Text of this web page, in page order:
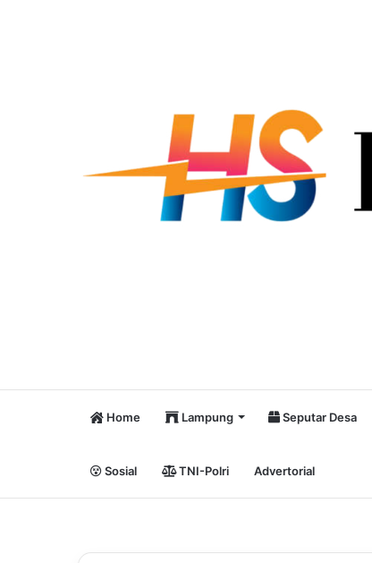
Home Lampung Seputar Desa
Sosial TNI-Polri Advertorial